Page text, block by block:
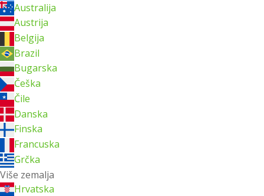
Australija
Austrija
Belgija
Brazil
Bugarska
Češka
Čile
Danska
Finska
Francuska
Grčka
Više zemalja
Hrvatska